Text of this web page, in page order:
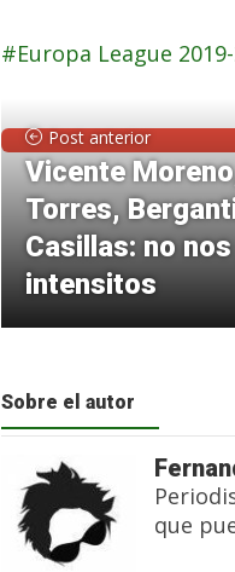
Europa League
Post anterior
Vicente
Torres,
Casillas: no
intensitos
Sobre el autor
que